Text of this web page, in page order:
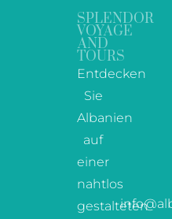
SPLENDOR
VOYAGE
AND
TOURS
Entdecken
Sie
Albanien
auf
einer
nahtlos
gestalteten